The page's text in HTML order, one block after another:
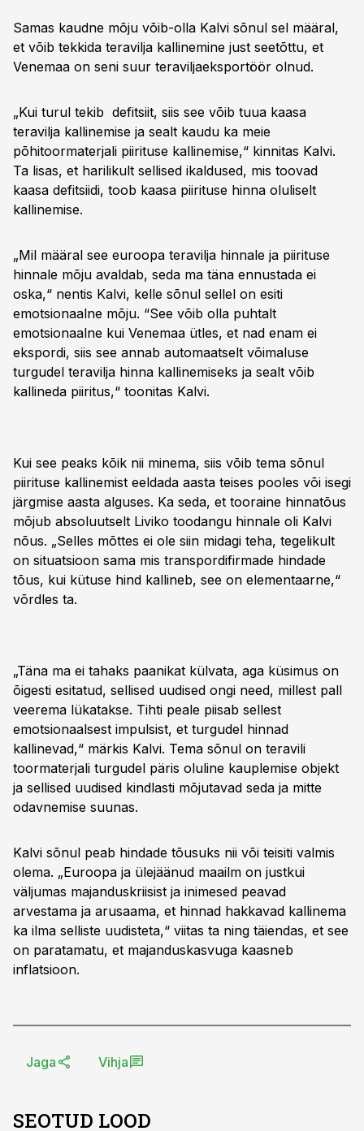
Samas kaudne mõju võib-olla Kalvi sõnul sel määral,
et võib tekkida teravilja kallinemine just seetõttu, et
Venemaa on seni suur teraviljaeksportöör olnud.
„Kui turul tekib defitsiit, siis see võib tuua kaasa
teravilja kallinemise ja sealt kaudu ka meie
põhitoormaterjali piirituse kallinemise,“ kinnitas Kalvi.
Ta lisas, et harilikult sellised ikaldused, mis toovad
kaasa defitsiidi, toob kaasa piirituse hinna oluliselt
kallinemise.
„Mil määral see euroopa teravilja hinnale ja piirituse
hinnale mõju avaldab, seda ma täna ennustada ei
oska,“ nentis Kalvi, kelle sõnul sellel on esiti
emotsionaalne mõju. “See võib olla puhtalt
emotsionaalne kui Venemaa ütles, et nad enam ei
ekspordi, siis see annab automaatselt võimaluse
turgudel teravilja hinna kallinemiseks ja sealt võib
kallineda piiritus,“ toonitas Kalvi.
Kui see peaks kõik nii minema, siis võib tema sõnul
piirituse kallinemist eeldada aasta teises pooles või isegi
järgmise aasta alguses. Ka seda, et tooraine hinnatõus
mõjub absoluutselt Liviko toodangu hinnale oli Kalvi
nõus. „Selles mõttes ei ole siin midagi teha, tegelikult
on situatsioon sama mis transpordifirmade hindade
tõus, kui kütuse hind kallineb, see on elementaarne,“
võrdles ta.
„Täna ma ei tahaks paanikat külvata, aga küsimus on
õigesti esitatud, sellised uudised ongi need, millest pall
veerema lükatakse. Tihti peale piisab sellest
emotsionaalsest impulsist, et turgudel hinnad
kallinevad,“ märkis Kalvi. Tema sõnul on teravili
toormaterjali turgudel päris oluline kauplemise objekt
ja sellised uudised kindlasti mõjutavad seda ja mitte
odavnemise suunas.
Kalvi sõnul peab hindade tõusuks nii või teisiti valmis
olema. „Euroopa ja ülejäänud maailm on justkui
väljumas majanduskriisist ja inimesed peavad
arvestama ja arusaama, et hinnad hakkavad kallinema
ka ilma selliste uudisteta,“ viitas ta ning täiendas, et see
on paratamatu, et majanduskasvuga kaasneb
inflatsioon.
Jaga Vihja
SEOTUD LOOD